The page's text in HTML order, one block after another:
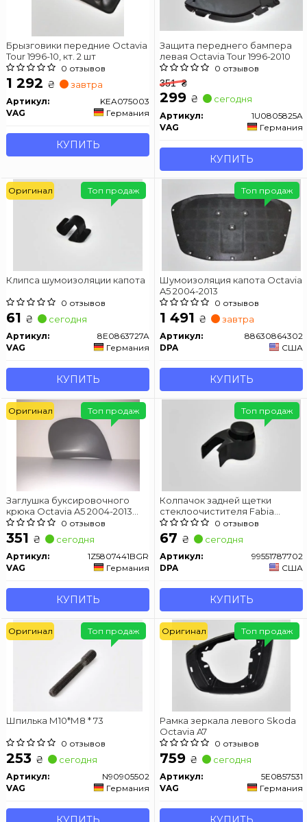
Брызговики передние Octavia
Tour 1996-10, кт. 2 шт
0 отзывов
1 292 ₴ завтра
Артикул:
KEA075003
VAG
Германия
КУПИТЬ
Защита переднего бампера
левая Octavia Tour 1996-2010
0 отзывов
351₴
299 ₴ сегодня
Артикул:
1U0805825A
VAG
Германия
КУПИТЬ
Клипса шумоизоляции капота
0 отзывов
61 ₴ сегодня
Артикул:
8E0863727A
VAG
Германия
КУПИТЬ
Топ продаж
Оригинал
Шумоизоляция капота Octavia
A5 2004-2013
0 отзывов
1 491 ₴ завтра
Артикул:
88630864302
DPA
США
КУПИТЬ
Топ продаж
Заглушка буксировочного
крюка Octavia A5 2004-2013
заднего
0 отзывов
351 ₴ сегодня
Артикул:
1Z5807441BGRU
VAG
Германия
КУПИТЬ
Топ продаж
Оригинал
Колпачок задней щетки
стеклоочистителя Fabia
Хэтчбек 1999-2007
0 отзывов
67 ₴ сегодня
Артикул:
99551787702
DPA
США
КУПИТЬ
Топ продаж
Шпилька М10*М8 * 73
0 отзывов
253 ₴ сегодня
Артикул:
N90905502
VAG
Германия
Топ продаж
Оригинал
Рамка зеркала левого Skoda
Octavia A7
0 отзывов
759 ₴ сегодня
Артикул:
5E0857531
VAG
Германия
Топ продаж
Оригинал